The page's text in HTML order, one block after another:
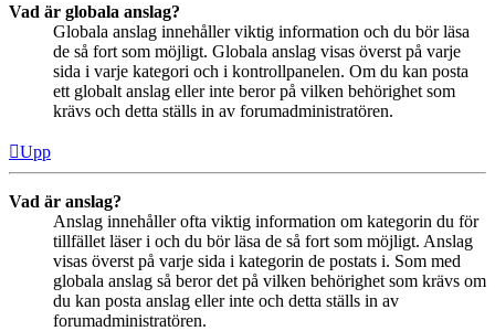
Vad är globala anslag?
Globala anslag innehåller viktig information och du bör läsa
de så fort som möjligt. Globala anslag visas överst på varje
sida i varje kategori och i kontrollpanelen. Om du kan posta
ett globalt anslag eller inte beror på vilken behörighet som
krävs och detta ställs in av forumadministratören.
Upp
Vad är anslag?
Anslag innehåller ofta viktig information om kategorin du för
tillfället läser i och du bör läsa de så fort som möjligt. Anslag
visas överst på varje sida i kategorin de postats i. Som med
globala anslag så beror det på vilken behörighet som krävs om
du kan posta anslag eller inte och detta ställs in av
forumadministratören.